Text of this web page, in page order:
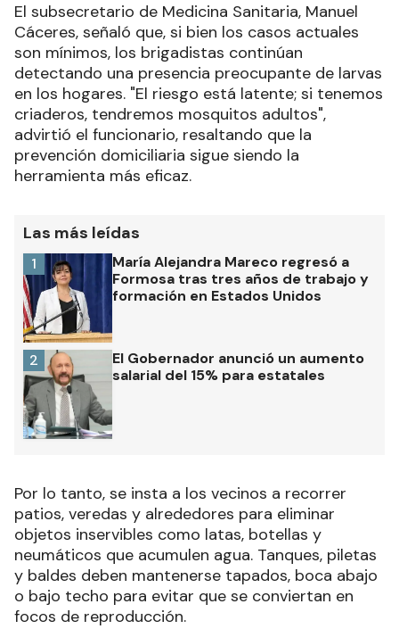
El subsecretario de Medicina Sanitaria, Manuel
Cáceres, señaló que, si bien los casos actuales
son mínimos, los brigadistas continúan
detectando una presencia preocupante de larvas
en los hogares. "El riesgo está latente; si tenemos
criaderos, tendremos mosquitos adultos",
advirtió el funcionario, resaltando que la
prevención domiciliaria sigue siendo la
herramienta más eficaz.
Las más leídas
María Alejandra Mareco regresó a
Formosa tras tres años de trabajo y
formación en Estados Unidos
1
El Gobernador anunció un aumento
salarial del 15% para estatales
2
Por lo tanto, se insta a los vecinos a recorrer
patios, veredas y alrededores para eliminar
objetos inservibles como latas, botellas y
neumáticos que acumulen agua. Tanques, piletas
y baldes deben mantenerse tapados, boca abajo
o bajo techo para evitar que se conviertan en
focos de reproducción.